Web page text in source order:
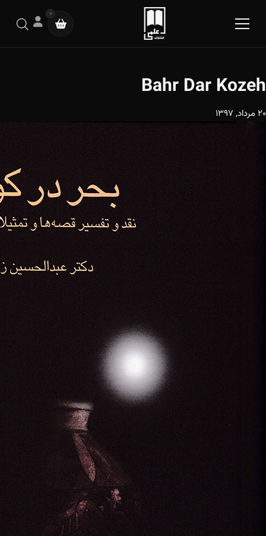
0
Bahr Dar Kozeh
20 مرداد, 1397